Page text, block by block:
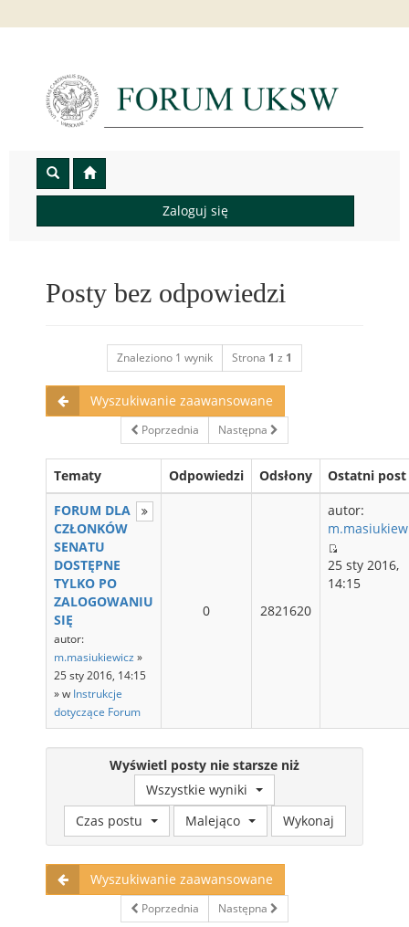
Zaloguj się
Posty bez odpowiedzi
Znaleziono 1 wynik Strona 1 z 1
Wyszukiwanie zaawansowane
Poprzednia Następna
Tematy Odpowiedzi Odsłony
Ostatni post
FORUM DLA
CZŁONKÓW
SENATU
DOSTĘPNE
TYLKO PO
ZALOGOWANIU
SIĘ
autor:
m.masiukiewicz »
25 sty 2016, 14:15
» w Instrukcje
dotyczące Forum
0 2821620
autor:
25 sty 2016,
14:15
Wszystkie wyniki
Czas postu
Malejąco
Wyszukiwanie zaawansowane
Poprzednia Następna